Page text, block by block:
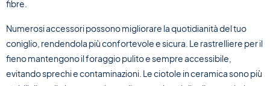
fibre.
Numerosi accessori possono migliorare la quotidianità del tuo
coniglio, rendendola più confortevole e sicura. Le rastrelliere per il
fieno mantengono il foraggio pulito e sempre accessibile,
evitando sprechi e contaminazioni. Le ciotole in ceramica sono più